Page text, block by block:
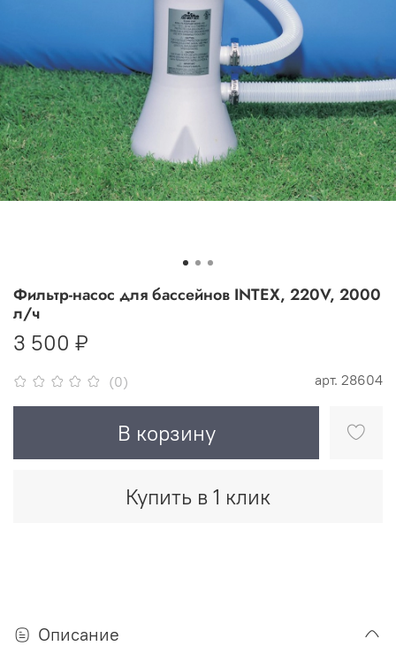
(0) арт. 28604
Фильтр-насос для бассейнов INTEX, 220V, 2000
л/ч
3 500 ₽
В корзину
Купить в 1 клик
Описание